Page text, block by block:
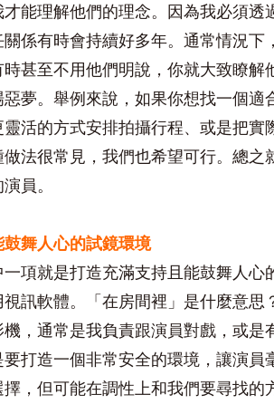
能理解他們的理念。因為我必須透
係有時會持續好多年。通常情況
甚至不用他們明說，你就大致瞭
夢。舉例來說，如果你想找一個適
活的方式安排拍攝行程、或是把
法很常見，我們也希望可行。總之
員。
舞人心的試鏡環境
項就是打造充滿支持且能鼓舞人
訊軟體。「在房間裡」是什麼意
，通常是我負責跟演員對戲，或
打造一個非常安全的環境，讓演員
，但可能在調性上和我們要尋找的